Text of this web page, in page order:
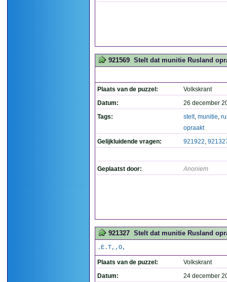
921569 Stelt dat munitie Rusland
Plaats van de puzzel:
Volkskrant
Datum:
26 december
Tags:
stelt, munitie,
opraakt
Gelijkluidende vragen:
921922,
Geplaatst door: Anoniem
921327 Stelt dat munitie Rusland
.E.T,,O,
Plaats van de puzzel:
Volkskrant
Datum:
24 december